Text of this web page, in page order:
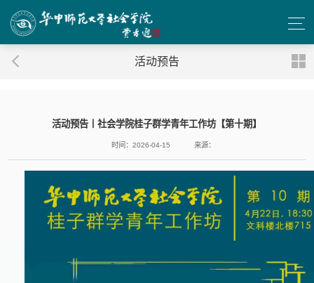
活动预告
活动预告丨社会学院桂子群学青年工作坊【第十期】
时间：2026-04-15 来源：